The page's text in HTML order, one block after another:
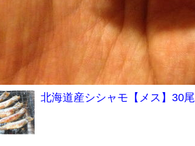
北海道産シシャモ【メス】30尾